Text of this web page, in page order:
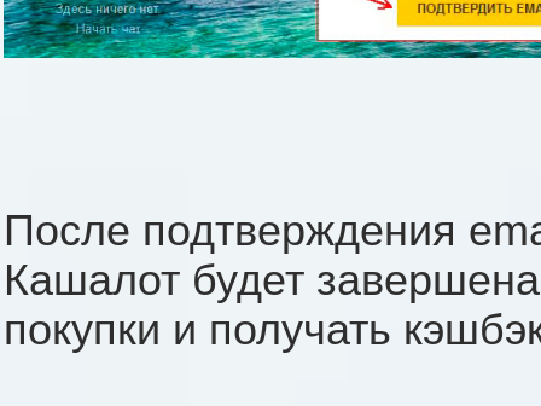
После подтверждения
Кашалот будет
покупки и получать